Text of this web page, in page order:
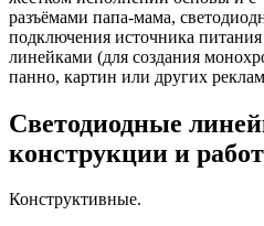
разъёмами папа-мама,
подключения источника
линейками (для создания
панно, картин или других
Светодиодные
конструкции и
Конструктивные.